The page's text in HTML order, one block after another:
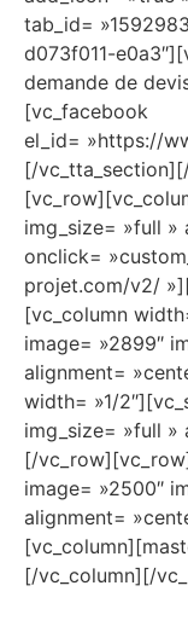
tab_id=
d073f011-
demande de
[vc_facebook
el_id= »https://
[/
img_size= »full »
onclick=
projet.com/v2/
[vc_column
image= »2899″
alignment=
width= »1/
img_size= »full »
[/
image= »2500″
alignment=
[/vc_column][/